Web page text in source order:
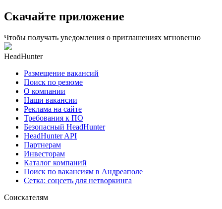
Скачайте приложение
Чтобы получать уведомления о приглашениях мгновенно
HeadHunter
Размещение вакансий
Поиск по резюме
О компании
Наши вакансии
Реклама на сайте
Требования к ПО
Безопасный HeadHunter
HeadHunter API
Партнерам
Инвесторам
Каталог компаний
Поиск по вакансиям в Андреаполе
Сетка: соцсеть для нетворкинга
Соискателям